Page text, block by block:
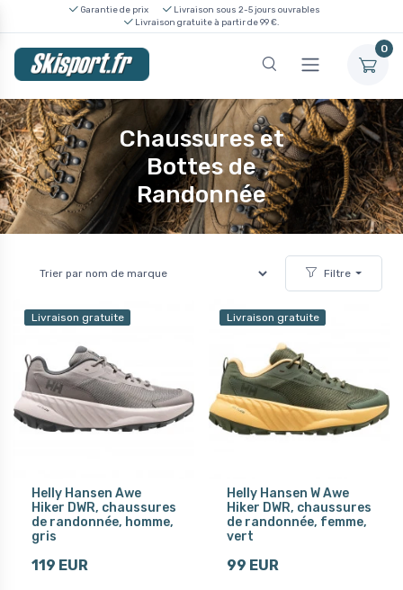
Garantie de prix
Livraison sous 2-5 jours ouvrables
Livraison gratuite à partir de 99 €.
0
Chaussures et
Bottes de
Randonnée
Filtre
Livraison gratuite
Helly Hansen Awe
Hiker DWR, chaussures
de randonnée, homme,
gris
119 EUR
Livraison gratuite
Helly Hansen W Awe
Hiker DWR, chaussures
de randonnée, femme,
vert
99 EUR